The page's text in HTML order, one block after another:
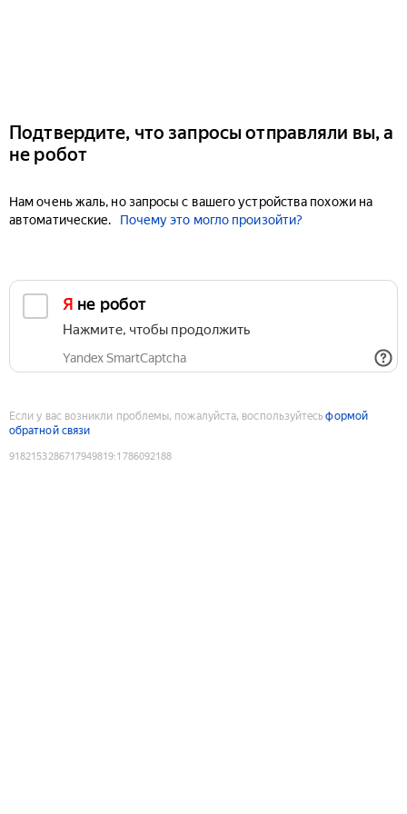
Подтвердите, что запросы отправляли вы, а
не робот
Нам очень жаль, но запросы с вашего устройства похожи на
автоматические.
Почему это могло произойти?
Я не робот
Нажмите, чтобы продолжить
Yandex SmartCaptcha
Если у вас возникли проблемы, пожалуйста, воспользуйтесьформой
обратной связи
9182153286717949819:1786092188